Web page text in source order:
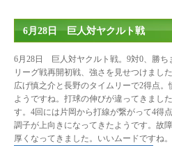
6月28日 巨人対ヤクルト戦
6月28日 巨人対ヤクルト戦。9対0、勝ち
リーグ戦再開初戦、強さを見せつけまし
広げ慎之介と長野のタイムリーで2得点
ようですね。打球の伸びが違ってきまし
す。4回には片岡から打線が繋がって4得
調子が上向きになってきたようです。故
厚くなってきました。いいムードですね。